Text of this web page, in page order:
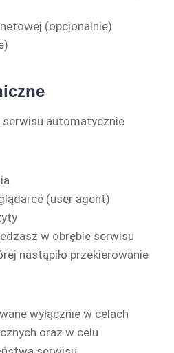
(opcjonalnie)
automatycznie
(user agent)
w obrębie serwisu
nastąpiło przekierowanie
wyłącznie w celach
oraz w celu